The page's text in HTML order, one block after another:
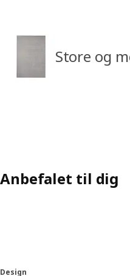
Store og
Anbefalet til dig
Design